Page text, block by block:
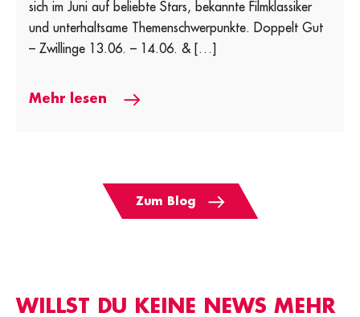
sich im Juni auf beliebte Stars, bekannte Filmklassiker
und unterhaltsame Themenschwerpunkte. Doppelt Gut
– Zwillinge 13.06. – 14.06. & […]
Mehr lesen
Zum Blog
WILLST DU KEINE NEWS MEHR